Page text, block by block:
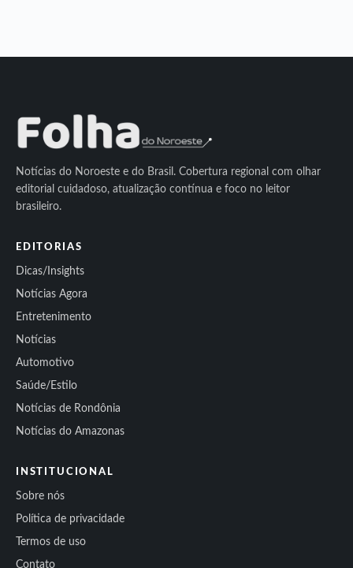
Notícias do Noroeste e do Brasil. Cobertura regional com olhar
editorial cuidadoso, atualização contínua e foco no leitor
brasileiro.
EDITORIAS
Dicas/Insights
Notícias Agora
Entretenimento
Notícias
Automotivo
Saúde/Estilo
Notícias de Rondônia
Notícias do Amazonas
INSTITUCIONAL
Sobre nós
Política de privacidade
Termos de uso
Contato